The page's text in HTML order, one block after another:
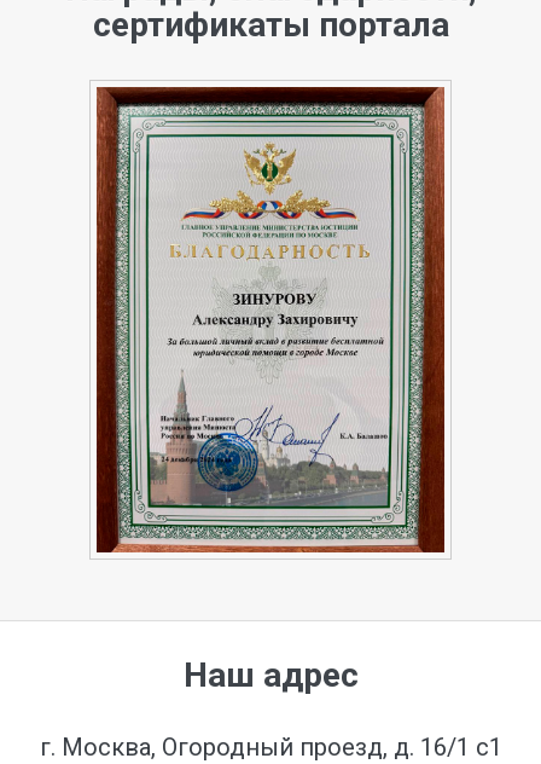
сертификаты портала
Наш адрес
г. Москва, Огородный проезд, д. 16/1 с1